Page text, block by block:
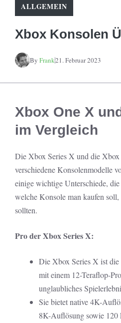
ALLGEMEIN
Xbox Konsolen
By Frank21. Februar 2023
Xbox One X
im Vergleich
Die Xbox Series X und die Xbox
verschiedene Konsolenmodelle
einige wichtige Unterschiede,
welche Konsole man kaufen
sollten.
Pro der Xbox Series X:
Die Xbox Series X ist die
mit einem 12-Teraflop-
unglaubliches
Sie bietet native 4K-
8K-Auflösung sowie 120